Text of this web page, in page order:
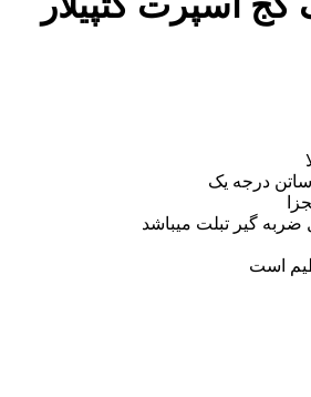
درجه یک
گیر تبلت میباشد
است